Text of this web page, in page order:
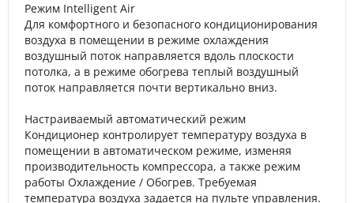
Режим Intelligent Air
Для комфортного и безопасного кондиционирования
воздуха в помещении в режиме охлаждения
воздушный поток направляется вдоль плоскости
потолка, а в режиме обогрева теплый воздушный
поток направляется почти вертикально вниз.
Настраиваемый автоматический режим
Кондиционер контролирует температуру воздуха в
помещении в автоматическом режиме, изменяя
производительность компрессора, а также режим
работы Охлаждение / Обогрев. Требуемая
температура воздуха задается на пульте управления.